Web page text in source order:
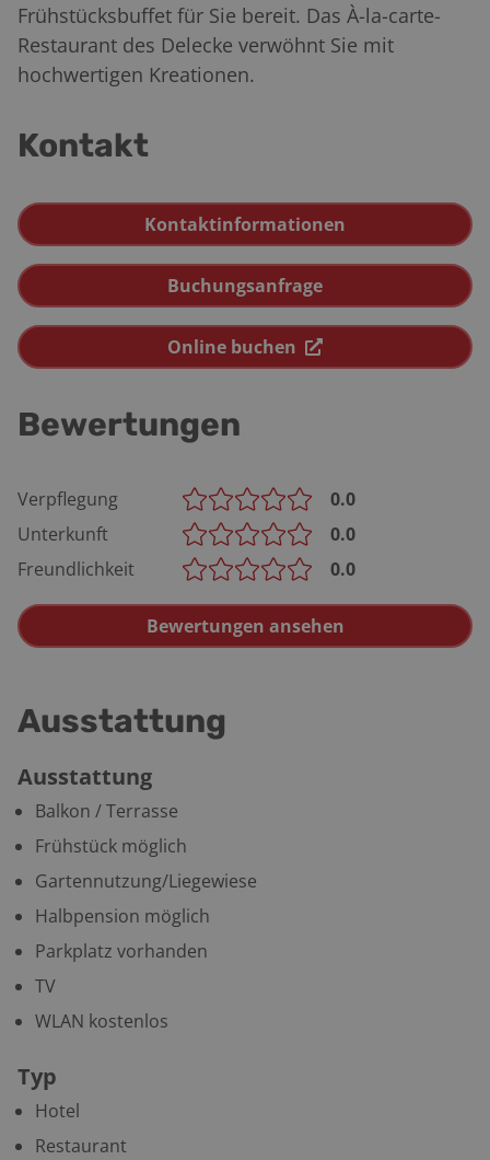
Frühstücksbuffet für Sie bereit. Das À-la-carte-
Restaurant des Delecke verwöhnt Sie mit
hochwertigen Kreationen.
Kontakt
Kontaktinformationen
Buchungsanfrage
Online buchen
Bewertungen
Verpflegung
0.0
Unterkunft
0.0
Freundlichkeit
0.0
Bewertungen ansehen
Ausstattung
Ausstattung
Balkon / Terrasse
Frühstück möglich
Gartennutzung/Liegewiese
Halbpension möglich
Parkplatz vorhanden
TV
WLAN kostenlos
Typ
Hotel
Restaurant